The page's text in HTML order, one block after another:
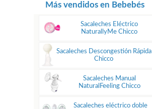
Más vendidos en Bebebés
Sacaleches Eléctrico
NaturallyMe Chicco
Sacaleches Descongestión Rápida
Chicco
Sacaleches Manual
NaturalFeeling Chicco
Sacaleches eléctrico doble